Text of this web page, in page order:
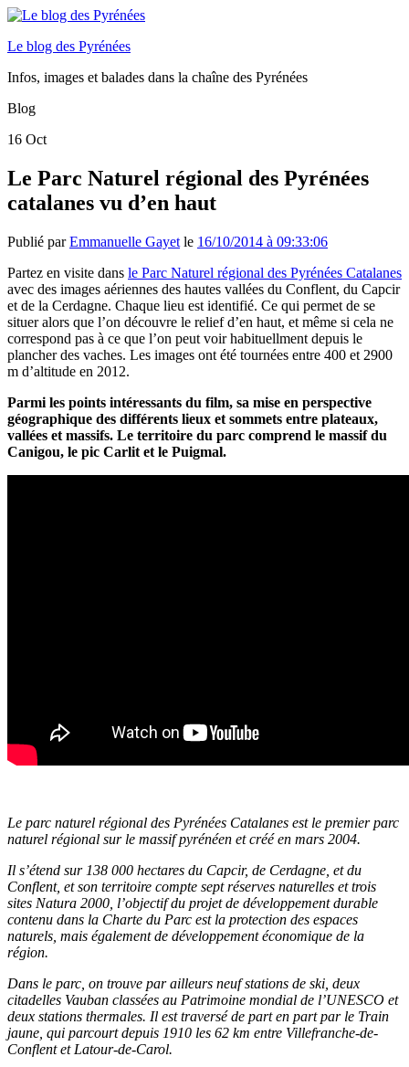
Le blog des Pyrénées
Infos, images et balades dans la chaîne des Pyrénées
Blog
16 Oct
Le Parc Naturel régional des Pyrénées
catalanes vu d’en haut
Publié parEmmanuelle Gayet le 16/10/2014 à 09:33:06
Partez en visite dans le Parc Naturel régional des Pyrénées Catalanes
avec des images aériennes des hautes vallées du Conflent, du Capcir
et de la Cerdagne. Chaque lieu est identifié. Ce qui permet de se
situer alors que l’on découvre le relief d’en haut, et même si cela ne
correspond pas à ce que l’on peut voir habituellment depuis le
plancher des vaches. Les images ont été tournées entre 400 et 2900
m d’altitude en 2012.
Parmi les points intéressants du film, sa mise en perspective
géographique des différents lieux et sommets entre plateaux,
vallées et massifs. Le territoire du parc comprend le massif du
Canigou, le pic Carlit et le Puigmal.
Le parc naturel régional des Pyrénées Catalanes est le premier parc
naturel régional sur le massif pyrénéen et créé en mars 2004.
Il s’étend sur 138 000 hectares du Capcir, de Cerdagne, et du
Conflent, et son territoire compte sept réserves naturelles et trois
sites Natura 2000, l’objectif du projet de développement durable
contenu dans la Charte du Parc est la protection des espaces
naturels, mais également de développement économique de la
région.
Dans le parc, on trouve par ailleurs neuf stations de ski, deux
citadelles Vauban classées au Patrimoine mondial de l’UNESCO et
deux stations thermales. Il est traversé de part en part par le Train
jaune, qui parcourt depuis 1910 les 62 km entre Villefranche-de-
Conflent et Latour-de-Carol.